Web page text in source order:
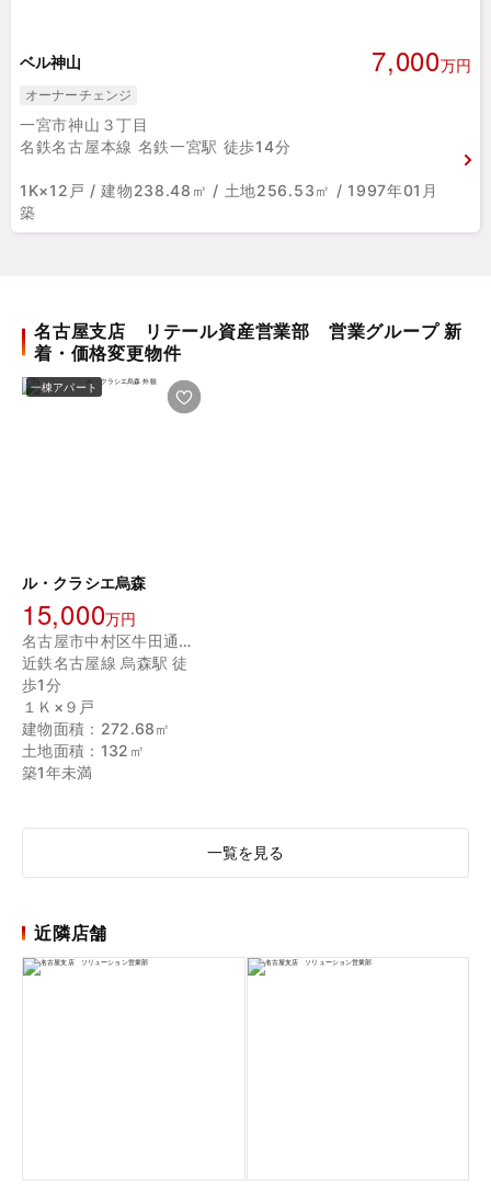
ベル神山 7,000万円
オーナーチェンジ
一宮市神山３丁目
名鉄名古屋本線 名鉄一宮駅 徒歩14分
1K×12戸 / 建物238.48㎡ / 土地256.53㎡ / 1997年01月
築
名古屋支店 リテール資産営業部 営業グループ 新
着・価格変更物件
一棟アパート
ル・クラシエ烏森
15,000万円
名古屋市中村区牛田通４丁目
近鉄名古屋線 烏森駅 徒
歩1分
１Ｋ×９戸
建物面積：272.68㎡
土地面積：132㎡
築1年未満
一覧を見る
近隣店舗